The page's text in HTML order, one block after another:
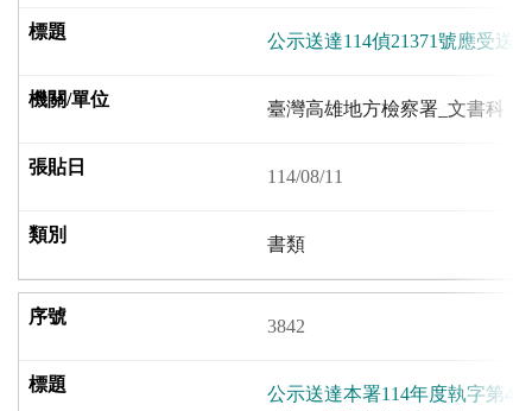
公示送達114偵21371號應受送
臺灣高雄地方檢察署_文書科
114/08/11
書類
3842
公示送達本署114年度執字第